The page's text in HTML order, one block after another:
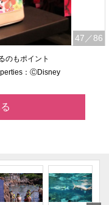
47 ／86
のもポイント
：ⒸDisney